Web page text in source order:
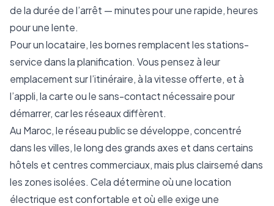
de la durée de l’arrêt — minutes pour une rapide, heures
pour une lente.
Pour un locataire, les bornes remplacent les stations-
service dans la planification. Vous pensez à leur
emplacement sur l’itinéraire, à la vitesse offerte, et à
l’appli, la carte ou le sans-contact nécessaire pour
démarrer, car les réseaux diffèrent.
Au Maroc, le réseau public se développe, concentré
dans les villes, le long des grands axes et dans certains
hôtels et centres commerciaux, mais plus clairsemé dans
les zones isolées. Cela détermine où une location
électrique est confortable et où elle exige une